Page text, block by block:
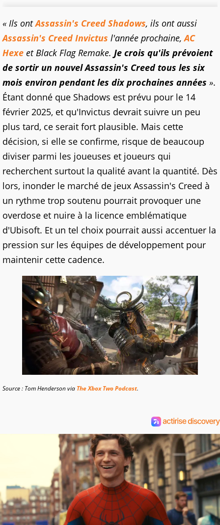
« Ils ontAssassin's Creed Shadows, ils ont aussi
Assassin's Creed Invictus l'année prochaine,AC
Hexe et Black Flag Remake. Je crois qu'ils prévoient
de sortir un nouvel Assassin's Creed tous les six
mois environ pendant les dix prochaines années ».
Étant donné que Shadows est prévu pour le 14
février 2025, et qu'Invictus devrait suivre un peu
plus tard, ce serait fort plausible. Mais cette
décision, si elle se confirme, risque de beaucoup
diviser parmi les joueuses et joueurs qui
recherchent surtout la qualité avant la quantité. Dès
lors, inonder le marché de jeux Assassin's Creed à
un rythme trop soutenu pourrait provoquer une
overdose et nuire à la licence emblématique
d'Ubisoft. Et un tel choix pourrait aussi accentuer la
pression sur les équipes de développement pour
maintenir cette cadence.
Source : Tom Henderson via The Xbox Two Podcast.